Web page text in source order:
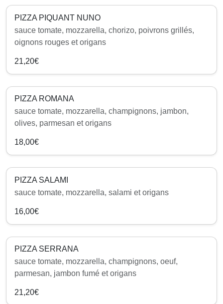
PIZZA PIQUANT NUNO
sauce tomate, mozzarella, chorizo, poivrons grillés,
oignons rouges et origans
21,20€
PIZZA ROMANA
sauce tomate, mozzarella, champignons, jambon,
olives, parmesan et origans
18,00€
PIZZA SALAMI
sauce tomate, mozzarella, salami et origans
16,00€
PIZZA SERRANA
sauce tomate, mozzarella, champignons, oeuf,
parmesan, jambon fumé et origans
21,20€